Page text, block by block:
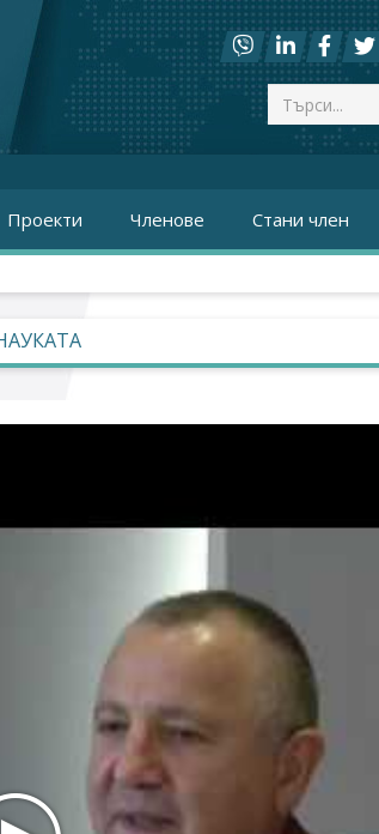
Проекти Членове Стани член